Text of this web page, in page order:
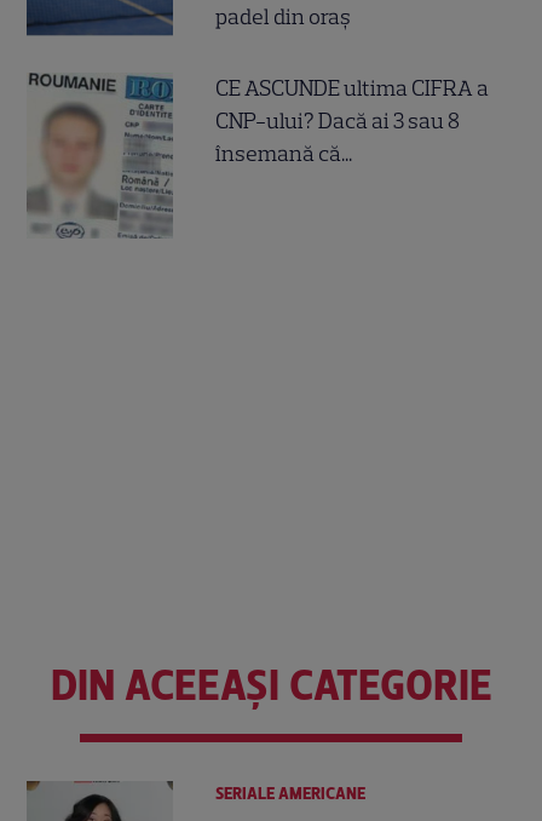
padel din oraș
CE ASCUNDE ultima CIFRA a
CNP-ului? Dacă ai 3 sau 8
însemană că...
DIN ACEEAȘI CATEGORIE
SERIALE AMERICANE